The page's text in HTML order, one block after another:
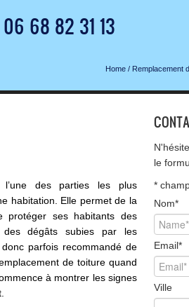
68 82 31 13
Home / Remplacement
des parties les plus
habitation. Elle permet de la
protéger ses habitants des
des dégâts subies par les
parfois recommandé de
de toiture quand
à montrer les signes
le
*
Nom*
Email*
Ville